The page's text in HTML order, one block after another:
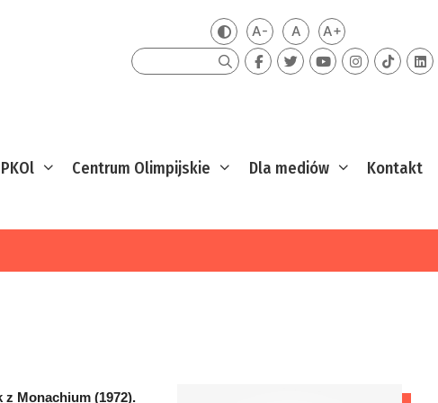
Zmień kontrast
A-Mniejsza czcionka
ADomyślna czcionka
A+Większa
Szukaj
Centrum Olimpijskie Dla mediów Kontakt
Monachium (1972).